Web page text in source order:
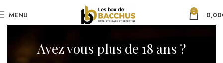
Avez vous plus de 18 ans ?
MENU 0 0,00